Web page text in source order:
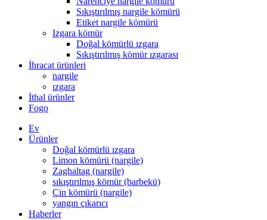
Sıkıştırılmış nargile kömürü
Etiket nargile kömürü
Izgara kömür
Doğal kömürlü ızgara
Sıkıştırılmış kömür ızgarası
İhracat ürünleri
nargile
ızgara
İthal ürünler
Fogo
Ev
Ürünler
Doğal kömürlü ızgara
Limon kömürü (nargile)
Zaghaltag (nargile)
sıkıştırılmış kömür (barbekü)
Çin kömürü (nargile)
yangın çıkarıcı
Haberler